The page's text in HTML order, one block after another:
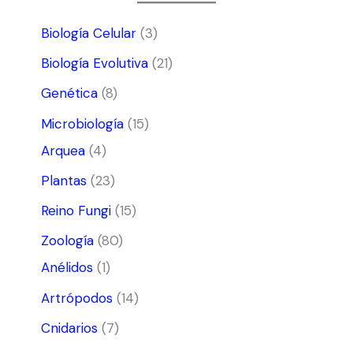
Biología Celular(3)
Biología Evolutiva(21)
Genética(8)
Microbiología(15)
Arquea(4)
Plantas(23)
Reino Fungi(15)
Zoología(80)
Anélidos(1)
Artrópodos(14)
Cnidarios(7)